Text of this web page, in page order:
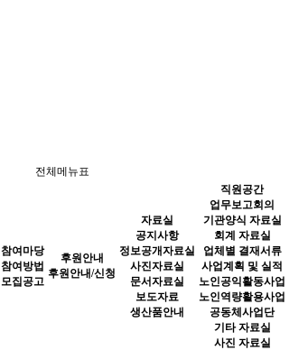
전체메뉴표
참여마당
참여방법
모집공고
후원안내
후원안내/신청
자료실
공지사항
정보공개자료실
사진자료실
문서자료실
보도자료
생산품안내
직원공간
업무보고회의
기관양식 자료실
회계 자료실
업체별 결재서류
사업계획 및 실적
노인공익활동사업
노인역량활용사업
공동체사업단
기타 자료실
사진 자료실